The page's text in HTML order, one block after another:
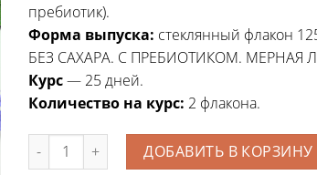
пребиотик).
Форма выпуска: стеклянный флакон
БЕЗ САХАРА. С ПРЕБИОТИКОМ. МЕРНАЯ
Курс— 25 дней.
Количество на курс: 2 флакона.
Количество ДОБАВИТЬ В КОРЗИНУ